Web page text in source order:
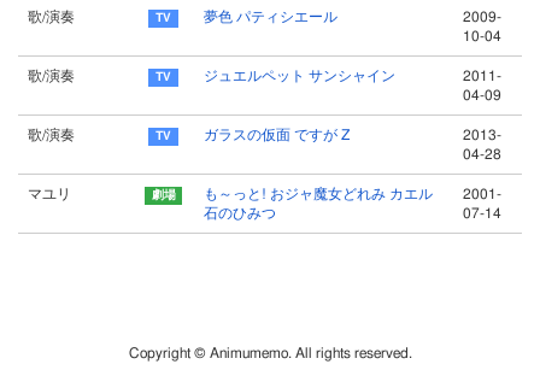
歌/演奏 夢色 パティシエール
2009-
10-04
歌/演奏 ジュエルペット サンシャイン
2011-
04-09
歌/演奏 ガラスの仮面 ですが Z
2013-
04-28
マユリ
も～っと! おジャ魔女どれみ カエル
石のひみつ
2001-
07-14
Copyright © Animumemo. All rights reserved.